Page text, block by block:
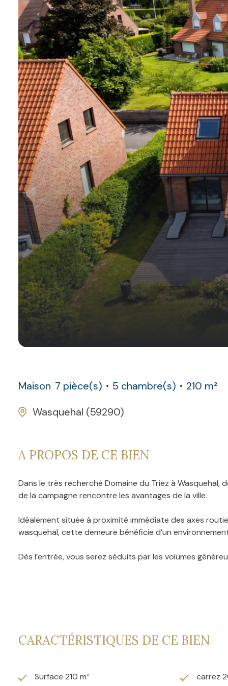
NOS
AVIS
CLIENTS
CONTACT
Maison 7 pièce(s) 5 chambre(s)
210 m²
Wasquehal (59290)
A PROPOS DE CE BIEN
Dans le très recherché Domaine du Triez à
de la campagne rencontre les avantages de la ville.
Idéalement située à proximité immédiate des axes
wasquehal, cette demeure bénéficie d’un
Dès l’entrée, vous serez séduits par les volumes
Le rez-de-chaussée accueille également une
À l’étage, l’espace nuit propose trois grandes , une
actuellement aménagée en bureau et salle de sport,
espaces de vie et invite à profiter pleinement des
CARACTÉRISTIQUES DE CE BIEN
Surface 210 m² carrez